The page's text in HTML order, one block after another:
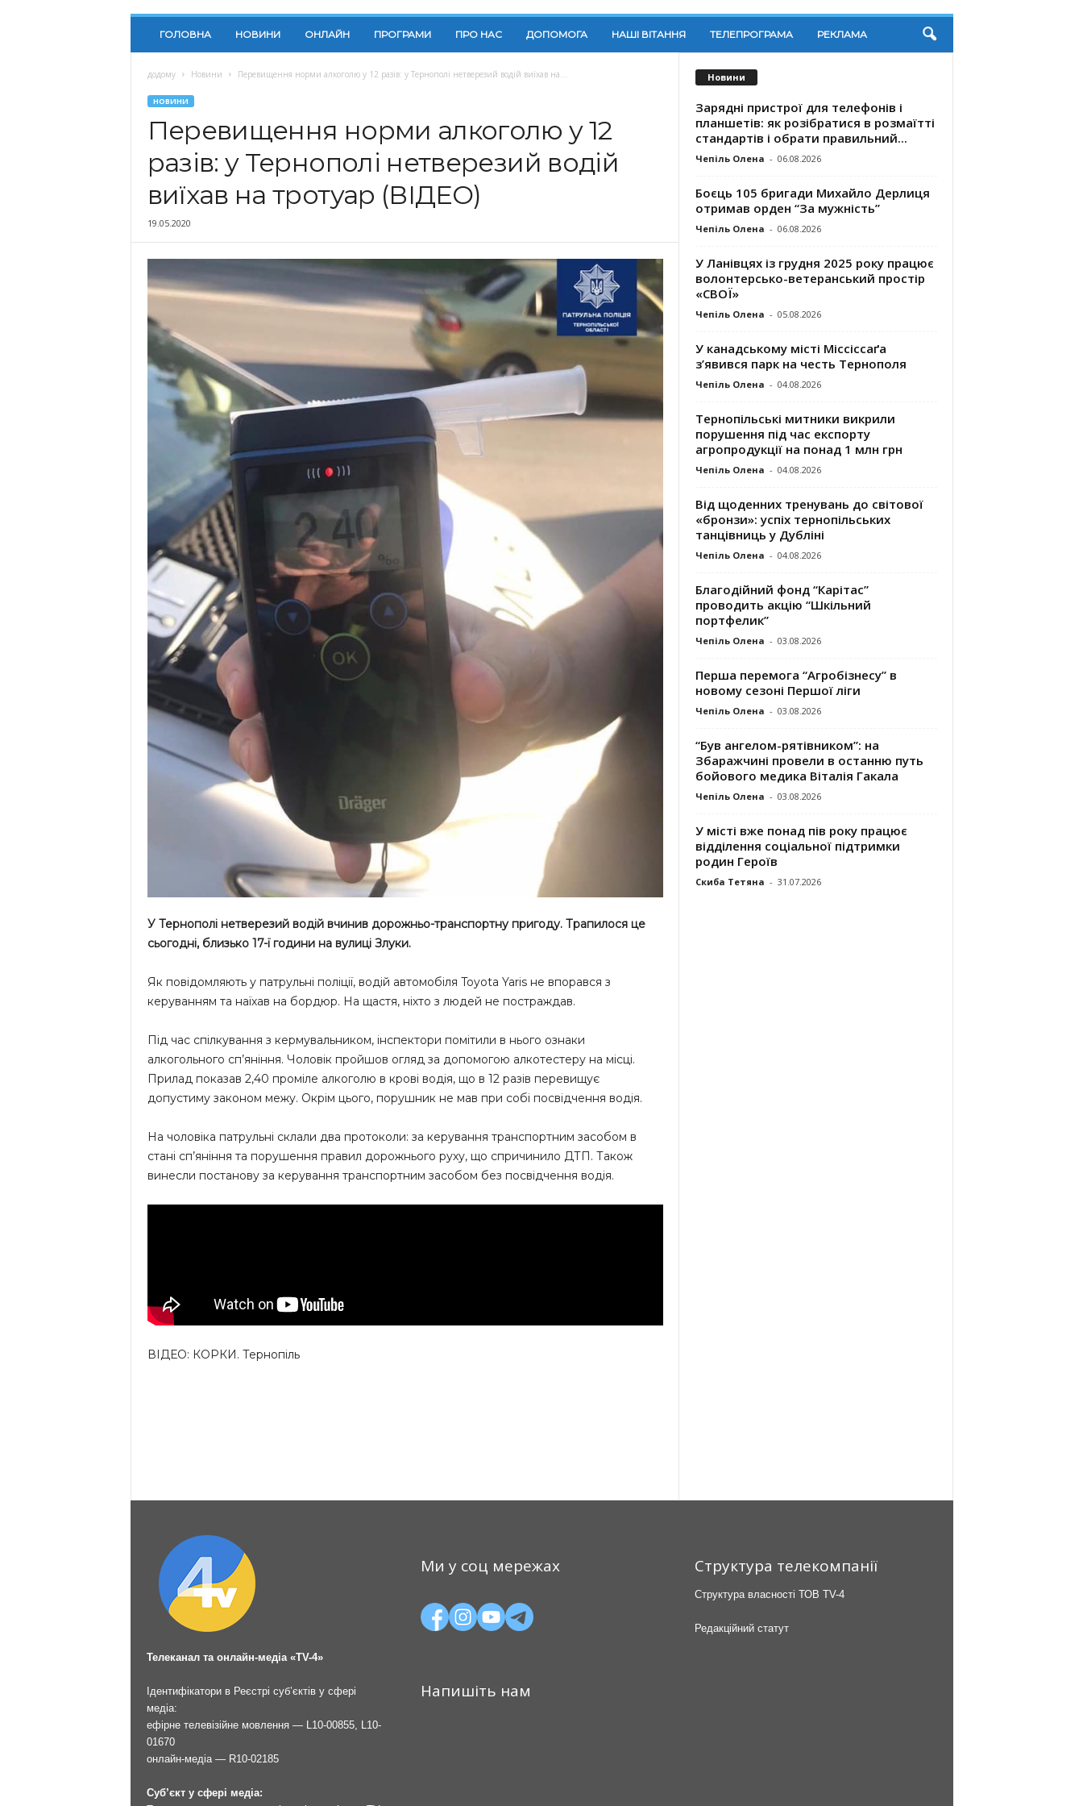
ГОЛОВНА НОВИНИ ОНЛАЙН ПРОГРАМИ ПРО НАС ДОПОМОГА НАШІ ВІТАННЯ ТЕЛЕПРОГРАМА РЕКЛАМА
додому Новини Перевищення норми алкоголю у 12 разів: у Тернополі нетверезий водій виїхав на...
НОВИНИ
Перевищення норми алкоголю у 12
разів: у Тернополі нетверезий водій
виїхав на тротуар (ВІДЕО)
19.05.2020
У Тернополі нетверезий водій вчинив дорожньо-транспортну пригоду. Трапилося це
сьогодні, близько 17-ї години на вулиці Злуки.
Як повідомляють у патрульні поліції, водій автомобіля Toyota Yaris не впорався з
керуванням та наїхав на бордюр. На щастя, ніхто з людей не постраждав.
Під час спілкування з кермувальником, інспектори помітили в нього ознаки
алкогольного сп’яніння. Чоловік пройшов огляд за допомогою алкотестеру на місці.
Прилад показав 2,40 проміле алкоголю в крові водія, що в 12 разів перевищує
допустиму законом межу. Окрім цього, порушник не мав при собі посвідчення водія.
На чоловіка патрульні склали два протоколи: за керування транспортним засобом в
стані сп’яніння та порушення правил дорожнього руху, що спричинило ДТП. Також
винесли постанову за керування транспортним засобом без посвідчення водія.
ВІДЕО: КОРКИ. Тернопіль
Новини
Зарядні пристрої для телефонів і
планшетів: як розібратися в розмаїтті
стандартів і обрати правильний...
Чепіль Олена - 06.08.2026
Боєць 105 бригади Михайло Дерлиця
отримав орден “За мужність”
Чепіль Олена - 06.08.2026
У Ланівцях із грудня 2025 року працює
волонтерсько-ветеранський простір
«СВОЇ»
Чепіль Олена - 05.08.2026
У канадському місті Міссіссаґа
з’явився парк на честь Тернополя
Чепіль Олена - 04.08.2026
Тернопільські митники викрили
порушення під час експорту
агропродукції на понад 1 млн грн
Чепіль Олена - 04.08.2026
Від щоденних тренувань до світової
«бронзи»: успіх тернопільських
танцівниць у Дубліні
Чепіль Олена - 04.08.2026
Благодійний фонд “Карітас”
проводить акцію “Шкільний
портфелик”
Чепіль Олена - 03.08.2026
Перша перемога “Агробізнесу” в
новому сезоні Першої ліги
Чепіль Олена - 03.08.2026
“Був ангелом-рятівником”: на
Збаражчині провели в останню путь
бойового медика Віталія Гакала
Чепіль Олена - 03.08.2026
У місті вже понад пів року працює
відділення соціальної підтримки
родин Героїв
Скиба Тетяна - 31.07.2026
Телеканал та онлайн-медіа «TV-4»
Ідентифікатори в Реєстрі суб’єктів у сфері
медіа:
ефірне телевізійне мовлення — L10-00855, L10-
01670
онлайн-медіа — R10-02185
Суб’єкт у сфері медіа:
Ми у соц мережах
Напишіть нам
Структура телекомпанії
Структура власності ТОВ TV-4
Редакційний статут